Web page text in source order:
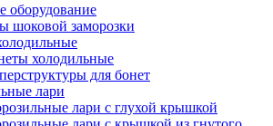
оборудование
шоковой заморозки
холодильные
для бонет
лари
лари с глухой крышкой